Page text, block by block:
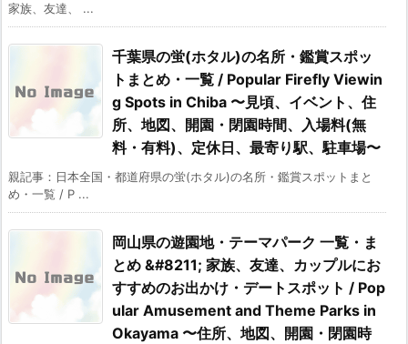
家族、友達、 ...
千葉県の蛍(ホタル)の名所・鑑賞スポッ
トまとめ・一覧 / Popular Firefly Viewin
g Spots in Chiba 〜見頃、イベント、住
所、地図、開園・閉園時間、入場料(無
料・有料)、定休日、最寄り駅、駐車場〜
親記事：日本全国・都道府県の蛍(ホタル)の名所・鑑賞スポットまと
め・一覧 / P ...
岡山県の遊園地・テーマパーク 一覧・ま
とめ &#8211; 家族、友達、カップルにお
すすめのお出かけ・デートスポット / Pop
ular Amusement and Theme Parks in
Okayama 〜住所、地図、開園・閉園時